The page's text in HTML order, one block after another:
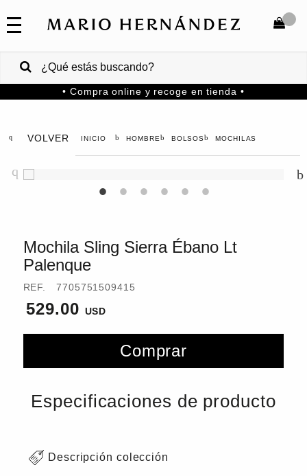
COLECCIONES
VENTAS
CORPORATIVAS
Venezuela
COMPRAR
• Compra online y recoge en tienda •
VOLVER HOMBRE BOLSOS MOCHILAS
Mochila Sling Sierra Ébano Lt
Palenque
REF. 7705751509415
529.00
Comprar
Especificaciones de producto
Descripción colección